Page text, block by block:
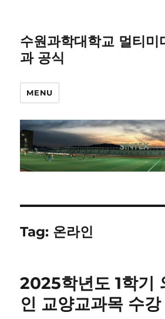
수원과학대학교 멀티미
과 공식
MENU
Tag: 온라인
2025학년도 1학기
인 교양교과목 수강